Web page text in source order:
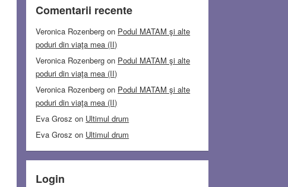
Comentarii recente
Veronica Rozenberg on Podul MATAM şi alte
poduri din viaţa mea (II)
Veronica Rozenberg on Podul MATAM şi alte
poduri din viaţa mea (II)
Veronica Rozenberg on Podul MATAM şi alte
poduri din viaţa mea (II)
Eva Grosz on Ultimul drum
Eva Grosz on Ultimul drum
Login